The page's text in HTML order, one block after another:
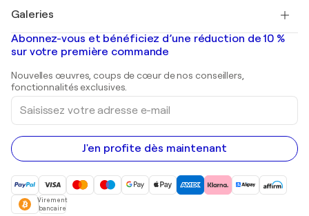
Banksy
Mr. Brainwash
Shepard Fairey
Tableaux abstraits à vendre
Peintures de paysage
Estampes
Peintures acryliques
Galeries
Galeries d'art en France
Galeries d'art en Belgique
Abonnez-vous et bénéficiez d’une réduction de 10 %
sur votre première commande
Nouvelles œuvres, coups de cœur de nos conseillers,
fonctionnalités exclusives.
Saisissez
votre
adresse
e-
mail
J'en profite dès maintenant
Virement
bancaire